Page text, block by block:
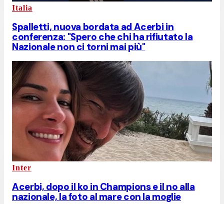
Italia
Spalletti, nuova bordata ad Acerbi in
conferenza: "Spero che chi ha rifiutato la
Nazionale non ci torni mai più"
Inter
Acerbi, dopo il ko in Champions e il no alla
nazionale, la foto al mare con la moglie